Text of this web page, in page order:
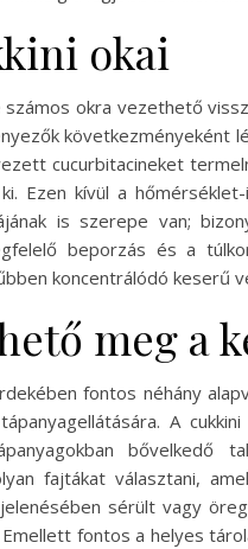
okai
számos okra vezethető
következményeként
cucurbitacineket
Ezen kívül a
is szerepe van;
beporzás és a
koncentrálódó keserű
meg a
fontos néhány
A
fajtákat választani,
sérült vagy
fontos a helyes